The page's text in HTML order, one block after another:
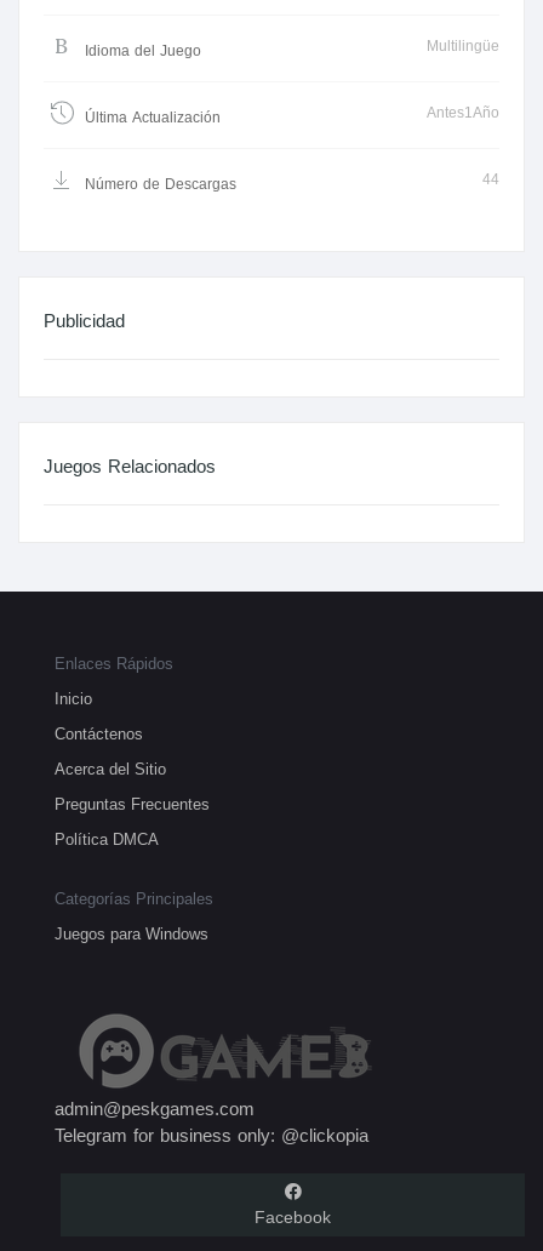
Idioma del Juego Multilingüe
Última Actualización Antes1Año
Número de Descargas 44
Publicidad
Juegos Relacionados
Enlaces Rápidos
Inicio
Contáctenos
Acerca del Sitio
Preguntas Frecuentes
Política DMCA
Categorías Principales
Juegos para Windows
admin@peskgames.com
Telegram for business only: @clickopia
Facebook